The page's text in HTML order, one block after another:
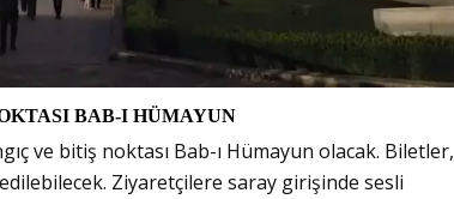
BAB-I HÜMAYUN
ve bitiş noktası Bab-ı Hümayun olacak. Biletler,
Ziyaretçilere saray girişinde sesli